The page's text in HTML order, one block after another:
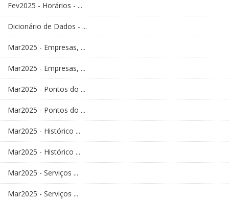
Fev2025 - Horários - ...
Dicionário de Dados - ...
Mar2025 - Empresas, ...
Mar2025 - Empresas, ...
Mar2025 - Pontos do ...
Mar2025 - Pontos do ...
Mar2025 - Histórico ...
Mar2025 - Histórico ...
Mar2025 - Serviços ...
Mar2025 - Serviços ...